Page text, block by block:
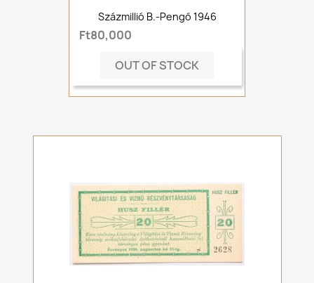
Százmillió B.-Pengő 1946
Ft80,000
OUT OF STOCK